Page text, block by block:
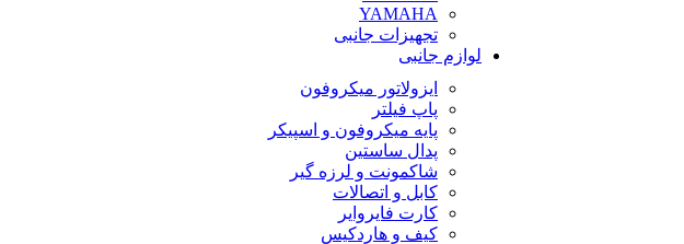
YAMAHA
تجهیزات جانبی
لوازم جانبی
ایزولاتور میکروفون
پاپ فیلتر
پایه میکروفون و اسپیکر
پدال ساستین
شاکمونت و لرزه گیر
کابل و اتصالات
کارت فایروایر
کیف و هاردکیس